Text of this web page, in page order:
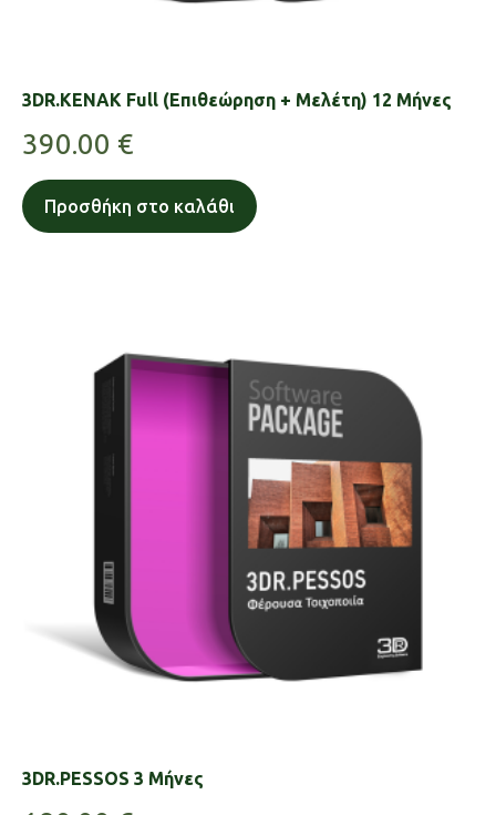
3DR.KENAK Full (Επιθεώρηση + Μελέτη) 12 Μήνες
390.00 €
Προσθήκη στο καλάθι
3DR.PESSOS 3 Μήνες